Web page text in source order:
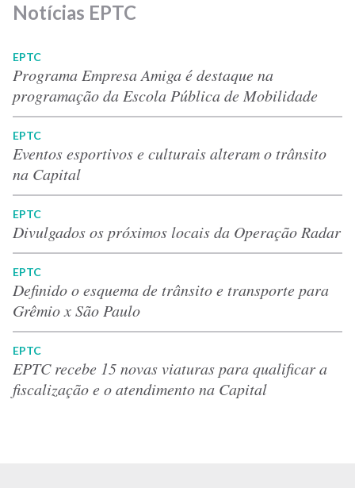
Notícias EPTC
EPTC
Programa Empresa Amiga é destaque na
programação da Escola Pública de Mobilidade
EPTC
Eventos esportivos e culturais alteram o trânsito
na Capital
EPTC
Divulgados os próximos locais da Operação Radar
EPTC
Definido o esquema de trânsito e transporte para
Grêmio x São Paulo
EPTC
EPTC recebe 15 novas viaturas para qualificar a
fiscalização e o atendimento na Capital